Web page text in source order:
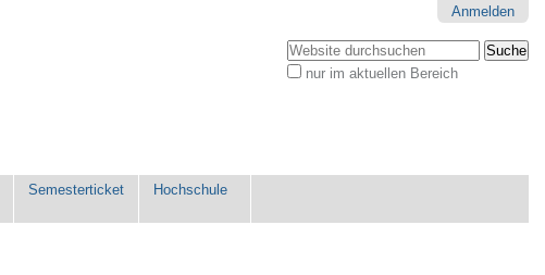
Anmelden
Website durchsuchen
nur im aktuellen Bereich
Semesterticket Hochschule